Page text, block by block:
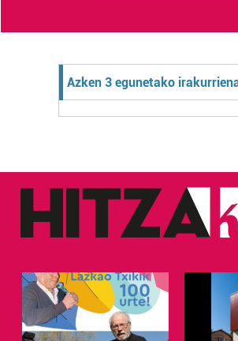
Azken 3 egunetako